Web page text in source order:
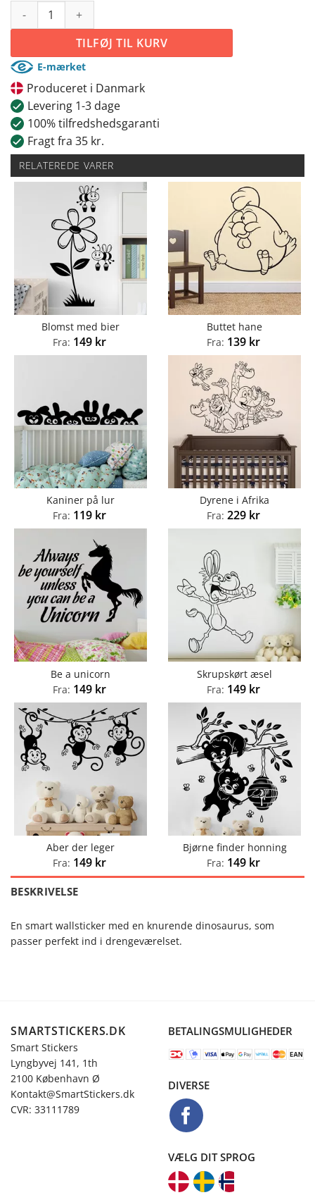
Knurrende dinosaurus antal
TILFØJ TIL KURV
E-mærket
Produceret i Danmark
Levering 1-3 dage
100% tilfredshedsgaranti
Fragt fra 35 kr.
RELATEREDE VARER
Blomst med bier
Fra: 149 kr
Buttet hane
Fra: 139 kr
Kaniner på lur
Fra: 119 kr
Dyrene i Afrika
Fra: 229 kr
Be a unicorn
Fra: 149 kr
Skrupskørt æsel
Fra: 149 kr
Aber der leger
Fra: 149 kr
Bjørne finder honning
Fra: 149 kr
BESKRIVELSE
En smart wallsticker med en knurende dinosaurus, som
passer perfekt ind i drengeværelset.
SMARTSTICKERS.DK
Smart Stickers
Lyngbyvej 141, 1th
2100 København Ø
Kontakt@SmartStickers.dk
CVR: 33111789
BETALINGSMULIGHEDER
DIVERSE
VÆLG DIT SPROG